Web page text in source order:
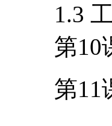
1.3
第10
第